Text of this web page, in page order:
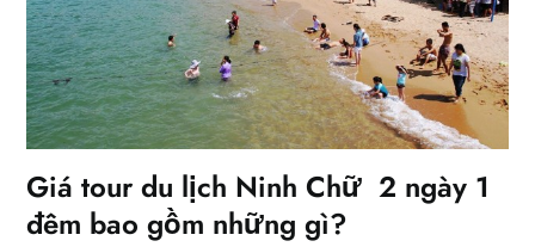
Giá tour du lịch Ninh Chữ 2 ngày 1
đêm bao gồm những gì?